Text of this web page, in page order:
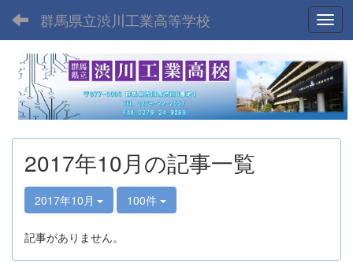
群馬県立渋川工業高等学校
2017年10月の記事一覧
2017年10月 100件
記事がありません。